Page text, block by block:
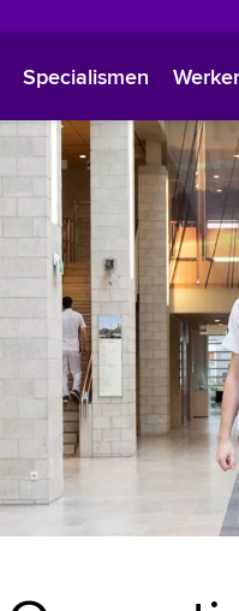
Specialismen